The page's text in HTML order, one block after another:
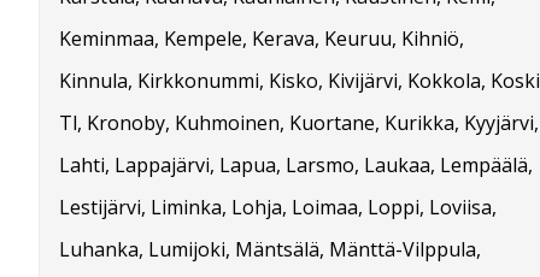
Keminmaa, Kempele, Kerava, Keuruu, Kihniö,
Kinnula, Kirkkonummi, Kisko, Kivijärvi, Kokkola, Koski
Tl, Kronoby, Kuhmoinen, Kuortane, Kurikka, Kyyjärvi,
Lahti, Lappajärvi, Lapua, Larsmo, Laukaa, Lempäälä,
Lestijärvi, Liminka, Lohja, Loimaa, Loppi, Loviisa,
Luhanka, Lumijoki, Mäntsälä, Mänttä-Vilppula,